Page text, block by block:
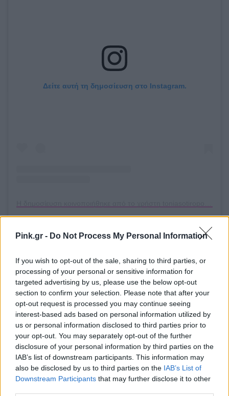
Pink.gr - Do Not Process My Personal Information
If you wish to opt-out of the sale, sharing to third parties, or
processing of your personal or sensitive information for
targeted advertising by us, please use the below opt-out
section to confirm your selection. Please note that after your
opt-out request is processed you may continue seeing
interest-based ads based on personal information utilized by
us or personal information disclosed to third parties prior to
your opt-out. You may separately opt-out of the further
disclosure of your personal information by third parties on the
IAB’s list of downstream participants. This information may
also be disclosed by us to third parties on the IAB’s List of
Downstream Participants that may further disclose it to other
Δείτε αυτή τη δημοσίευση στο Instagram.
ΔΙΑΦΗΜΙΣΗ